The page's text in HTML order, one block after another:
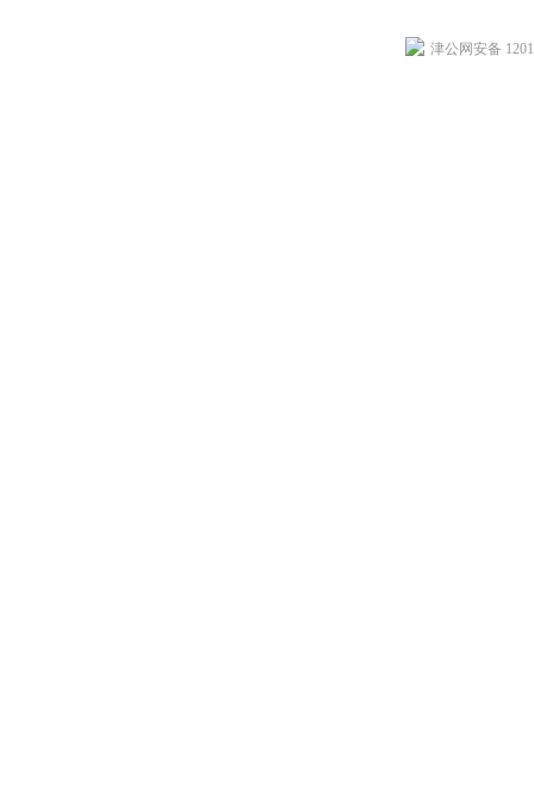
津公网安备